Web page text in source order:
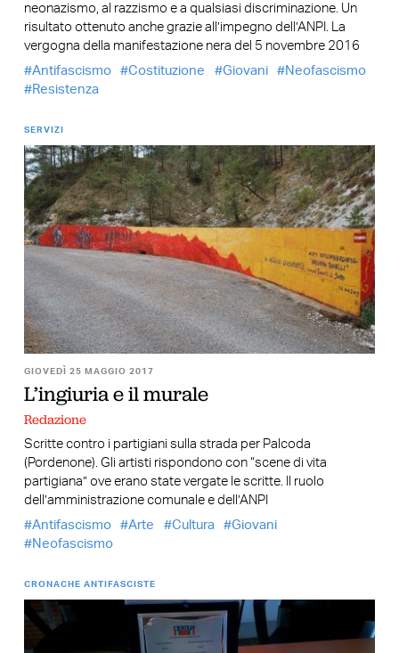
neonazismo, al razzismo e a qualsiasi discriminazione. Un
risultato ottenuto anche grazie all’impegno dell’ANPI. La
vergogna della manifestazione nera del 5 novembre 2016
Antifascismo
Costituzione Giovani
Neofascismo
Resistenza
SERVIZI
GIOVEDÌ 25 MAGGIO 2017
L’ingiuria e il murale
Redazione
Scritte contro i partigiani sulla strada per Palcoda
(Pordenone). Gli artisti rispondono con “scene di vita
partigiana” ove erano state vergate le scritte. Il ruolo
dell’amministrazione comunale e dell’ANPI
Antifascismo
Arte Cultura
Giovani
Neofascismo
CRONACHE ANTIFASCISTE